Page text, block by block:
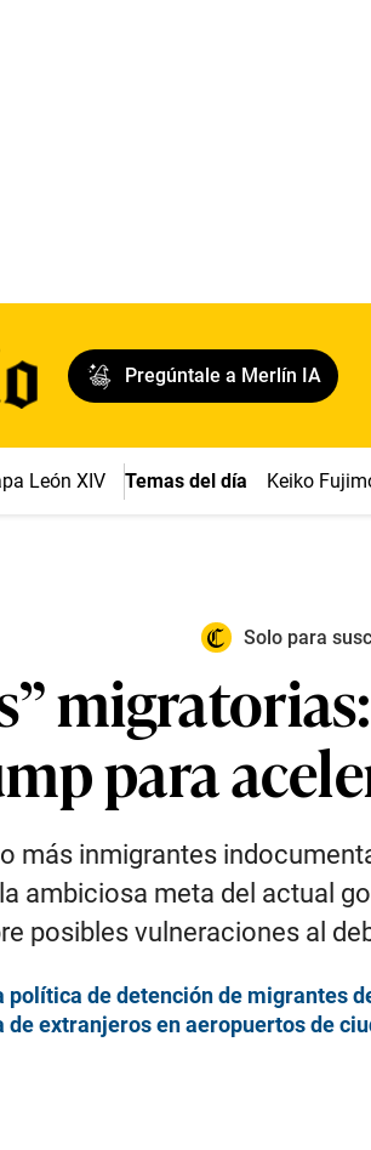
Pregúntale a Merlín IA
León XIV Temas del día Keiko
Solo para
para
más inmigrantes
ambiciosa meta del actual
posibles vulneraciones al
de detención de migrantes
extranjeros en aeropuertos de